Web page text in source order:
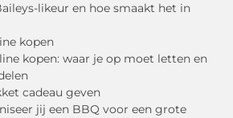
likeur en hoe smaakt het in
kopen
kopen: waar je op moet letten en
cadeau geven
jij een BBQ voor een grote